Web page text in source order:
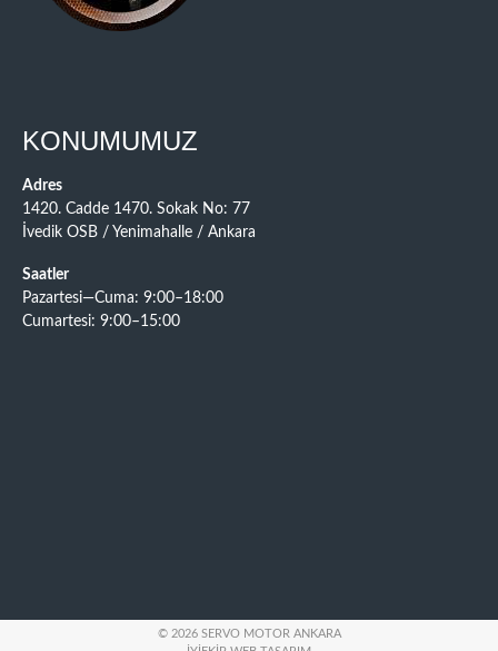
KONUMUMUZ
Adres
1420. Cadde 1470. Sokak No: 77
İvedik OSB / Yenimahalle / Ankara
Saatler
Pazartesi—Cuma: 9:00–18:00
Cumartesi: 9:00–15:00
© 2026 SERVO MOTOR ANKARA